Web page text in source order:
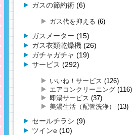
ガスの節約術 (6)
ガス代を抑える (6)
ガスメーター (15)
ガス衣類乾燥機 (26)
ガチャガチャ (19)
サービス (292)
いいね！サービス (126)
エアコンクリーニング (116)
即湯サービス (37)
美湯生活（配管洗浄）
(13)
セールチラシ (9)
ツインe (10)